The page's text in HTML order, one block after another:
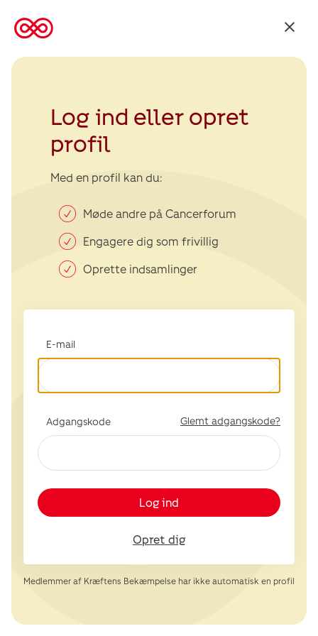
Tilbage
Kræftens
Log ind eller opret
profil
Med en profil kan du:
Møde andre på Cancerforum
Engagere dig som frivillig
Oprette indsamlinger
E-mail
Adgangskode Glemt adgangskode?
Log ind
Opret dig
Medlemmer af Kræftens Bekæmpelse har ikke automatisk en profil